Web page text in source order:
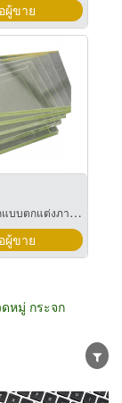
ผู้ขาย
บบตกแต่งภายใน
ผู้ขาย
หมู่ กระจก